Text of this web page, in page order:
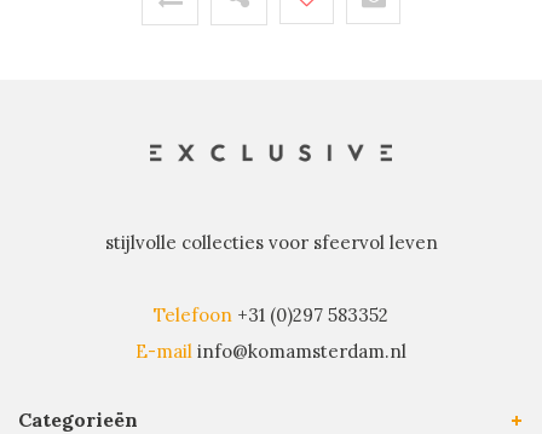
stijlvolle collecties voor sfeervol leven
Telefoon +31 (0)297 583352
E-mail info@komamsterdam.nl
Categorieën